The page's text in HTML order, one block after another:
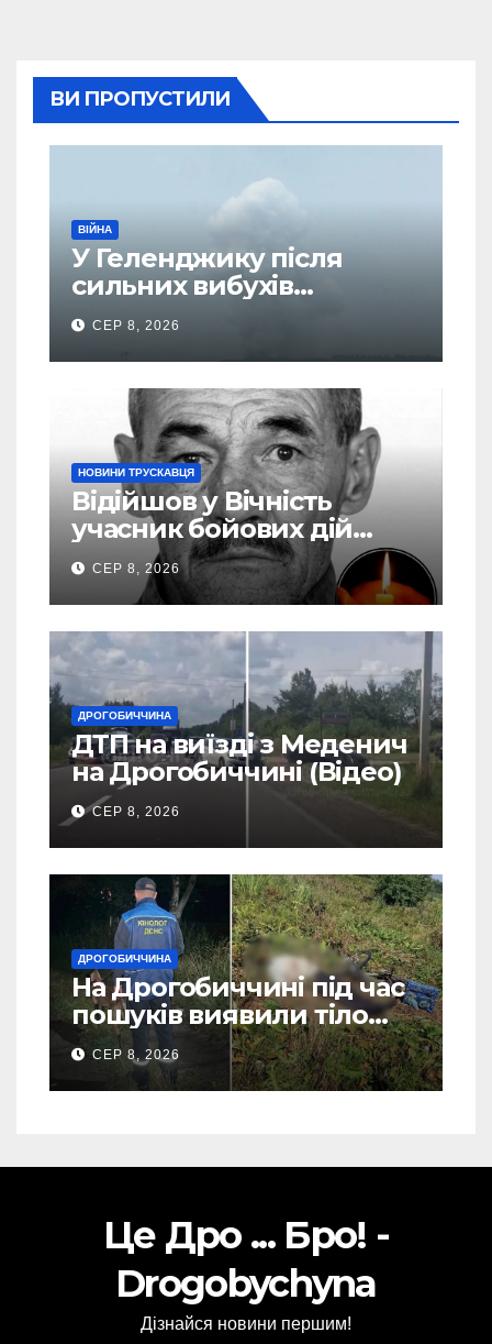
ВИ ПРОПУСТИЛИ
ВІЙНА
У Геленджику після
сильних вибухів
почалася масова
евакуація
СЕР 8, 2026
НОВИНИ ТРУСКАВЦЯ
Відійшов у Вічність
учасник бойових дій
Василь Іваникович зі
Станилі
СЕР 8, 2026
ДРОГОБИЧЧИНА
ДТП на виїзді з Меденич
на Дрогобиччині (Відео)
СЕР 8, 2026
ДРОГОБИЧЧИНА
На Дрогобиччині під час
пошуків виявили тіло
зниклого чоловіка (Фото)
СЕР 8, 2026
Це Дро ... Бро! -
Drogobychyna
Дізнайся новини першим!